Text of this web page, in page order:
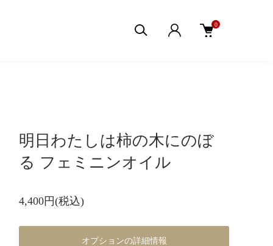
0
明日わたしは柿の木にのぼ
る フェミニンオイル
4,400円(税込)
オプションの詳細情報